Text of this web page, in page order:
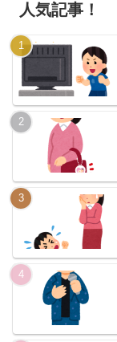
人気記事！